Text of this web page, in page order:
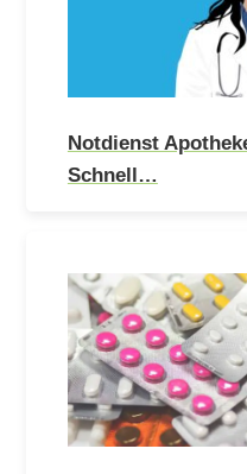
Notdienst
Schnell…